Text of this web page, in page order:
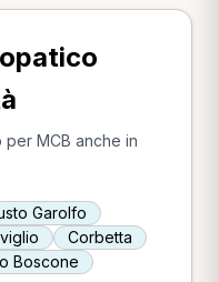
MCB anche in
Garolfo
Corbetta
Boscone